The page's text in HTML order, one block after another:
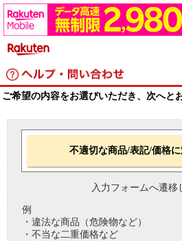
ご希望の内容をお選びいただき、次へと
不適切な商品/表記/価格
入力フォームへ遷移
例
・違法な商品（危険物など）
・不当な二重価格など